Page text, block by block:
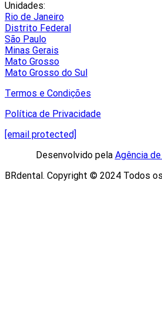
Unidades:
Rio de Janeiro
Distrito Federal
São Paulo
Minas Gerais
Mato Grosso
Mato Grosso do Sul
Termos e Condições
Política de Privacidade
[email protected]
Desenvolvido pela Agência
BRdental. Copyright © 2024 Todos